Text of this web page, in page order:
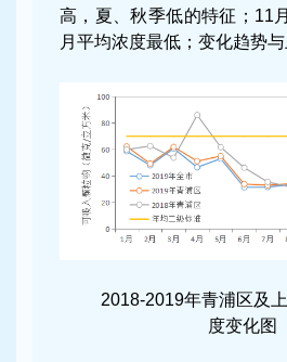
高，夏、秋季低的特征；11
月平均浓度最低；变化趋势与
2018-2019年青浦区及
度变化图